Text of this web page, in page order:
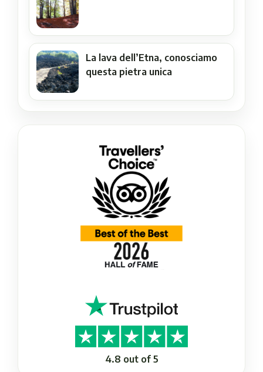
La lava dell’Etna, conosciamo
questa pietra unica
4.8 out of 5